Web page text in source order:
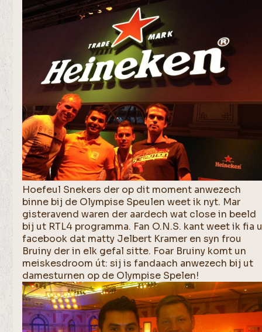
Hoefeul Snekers der op dit moment anwezech
binne bij de Olympise Speulen weet ik nyt. Mar
gisteravend waren der aardech wat close in beeld
bij ut RTL4 programma. Fan O.N.S. kant weet ik fia
facebook dat matty Jelbert Kramer en syn frou
Bruiny der in elk gefal sitte. Foar Bruiny komt un
meiskesdroom út: sij is fandaach anwezech bij ut
damesturnen op de Olympise Spelen!